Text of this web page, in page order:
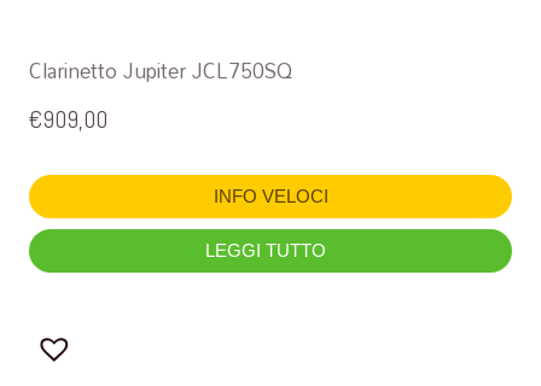
Clarinetto Jupiter JCL750SQ
€909,00
INFO VELOCI
LEGGI TUTTO